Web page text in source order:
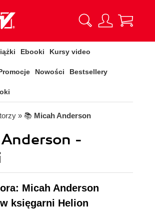
Ebooki Kursy video
Nowości Bestsellery
» 📚 Micah Anderson
-
Micah Anderson
księgarni Helion